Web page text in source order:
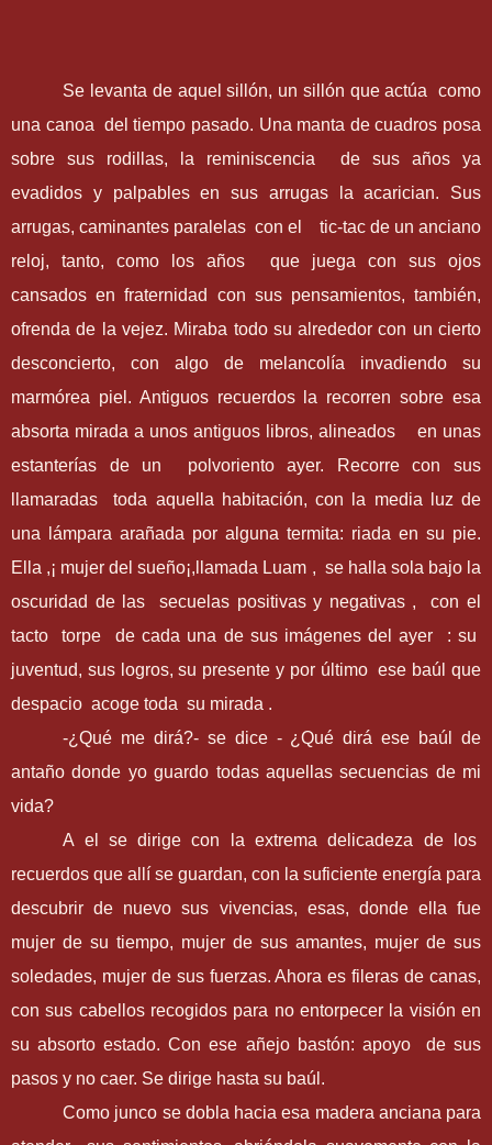
Se levanta de aquel sillón, un sillón que actúa como
una canoa del tiempo pasado. Una manta de cuadros posa
sobre sus rodillas, la reminiscencia de sus años ya
evadidos y palpables en sus arrugas la acarician. Sus
arrugas, caminantes paralelas con el tic-tac de un anciano
reloj, tanto, como los años que juega con sus ojos
cansados en fraternidad con sus pensamientos, también,
ofrenda de la vejez. Miraba todo su alrededor con un cierto
desconcierto, con algo de melancolía invadiendo su
marmórea piel. Antiguos recuerdos la recorren sobre esa
absorta mirada a unos antiguos libros, alineados en unas
estanterías de un polvoriento ayer. Recorre con sus
llamaradas toda aquella habitación, con la media luz de
una lámpara arañada por alguna termita: riada en su pie.
Ella ,¡ mujer del sueño¡,llamada Luam , se halla sola bajo la
oscuridad de las secuelas positivas y negativas , con el
tacto torpe de cada una de sus imágenes del ayer : su
juventud, sus logros, su presente y por último ese baúl que
despacio acoge toda su mirada .
-¿Qué me dirá?- se dice - ¿Qué dirá ese baúl de
antaño donde yo guardo todas aquellas secuencias de mi
vida?
A el se dirige con la extrema delicadeza de los
recuerdos que allí se guardan, con la suficiente energía para
descubrir de nuevo sus vivencias, esas, donde ella fue
mujer de su tiempo, mujer de sus amantes, mujer de sus
soledades, mujer de sus fuerzas. Ahora es fileras de canas,
con sus cabellos recogidos para no entorpecer la visión en
su absorto estado. Con ese añejo bastón: apoyo de sus
pasos y no caer. Se dirige hasta su baúl.
Como junco se dobla hacia esa madera anciana para